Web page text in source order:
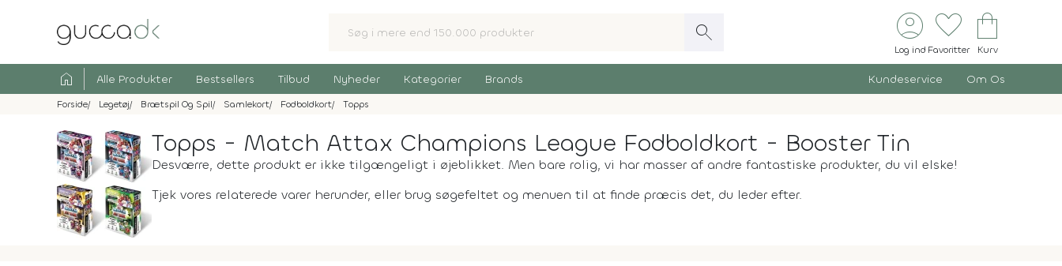
search account_circle
Log ind
favorite
Favoritter
shopping_bag
Kurv
home Alle Produkter Bestsellers Tilbud Nyheder Kategorier Brands Kundeservice Om Os
Forside Legetøj Brætspil Og Spil Samlekort Fodboldkort Topps
Topps - Match Attax Champions League Fodboldkort - Booster Tin
Desværre, dette produkt er ikke tilgængeligt i øjeblikket. Men bare rolig, vi har masser af andre fantastiske produkter, du vil elske!
Tjek vores relaterede varer herunder, eller brug søgefeltet og menuen til at finde præcis det, du leder efter.